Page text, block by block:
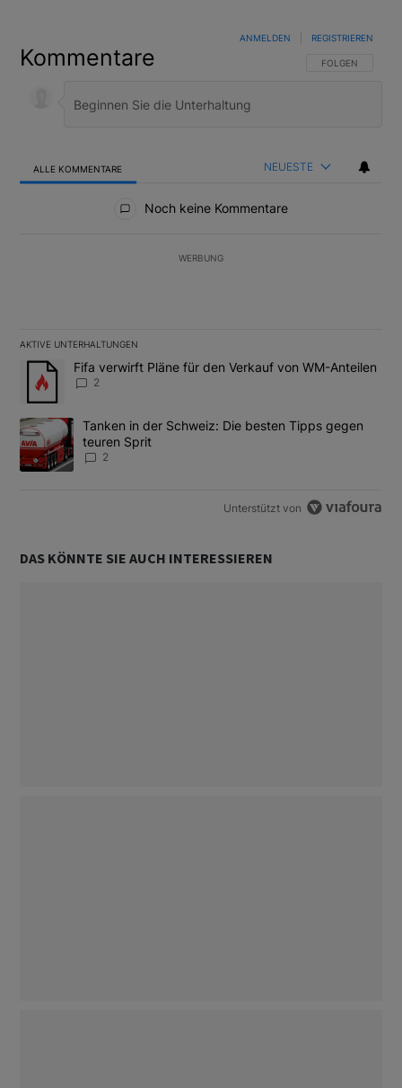
Kommentare FOLGE DIESER
FOLGEN
ANMELDEN REGISTRIEREN
ALLE KOMMENTARE NEUESTE
Noch keine Kommentare
WERBUNG
AKTIVE UNTERHALTUNGEN
Das Folgende ist eine Liste der am meisten kommentierten
Ein Trendartikel mit dem Titel "Fifa verwirft Pläne für den
Fifa verwirft Pläne für den Verkauf von WM-Anteilen
2
Ein Trendartikel mit dem Titel "Tanken in der Schweiz: Die
Tanken in der Schweiz: Die besten Tipps gegen
teuren Sprit
2
Unterstützt von
DAS KÖNNTE SIE AUCH INTERESSIEREN